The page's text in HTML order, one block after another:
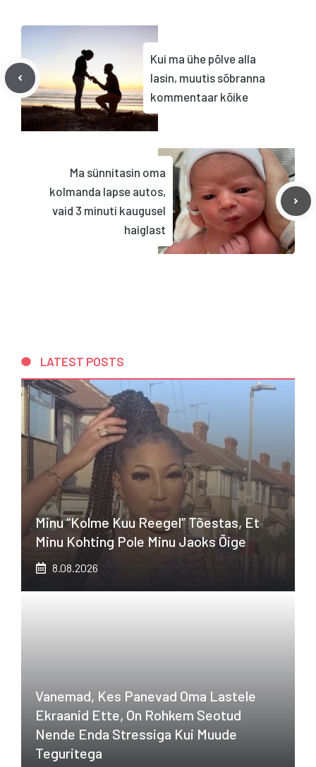
Kui ma ühe põlve alla
lasin, muutis sõbranna
kommentaar kõike
Ma sünnitasin oma
kolmanda lapse autos,
vaid 3 minuti kaugusel
haiglast
LATEST POSTS
Minu “kolme Kuu Reegel” Tõestas, Et
Minu Kohting Pole Minu Jaoks Õige
8.08.2026
Vanemad, Kes Panevad Oma Lastele
Ekraanid Ette, On Rohkem Seotud
Nende Enda Stressiga Kui Muude
Teguritega